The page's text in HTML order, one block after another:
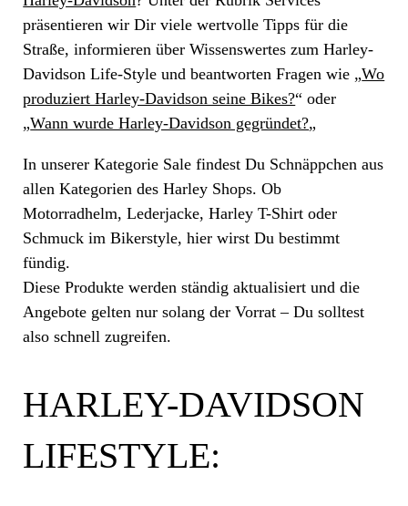
präsentieren wir Dir viele wertvolle Tipps für die
Straße, informieren über Wissenswertes zum Harley-
Davidson Life-Style und beantworten Fragen wie „Wo
produziert Harley-Davidson seine Bikes?“ oder
„Wann wurde Harley-Davidson gegründet?„
In unserer Kategorie Sale findest Du Schnäppchen aus
allen Kategorien des Harley Shops. Ob
Motorradhelm, Lederjacke, Harley T-Shirt oder
Schmuck im Bikerstyle, hier wirst Du bestimmt
fündig.
Diese Produkte werden ständig aktualisiert und die
Angebote gelten nur solang der Vorrat – Du solltest
also schnell zugreifen.
HARLEY-DAVIDSON
LIFESTYLE: